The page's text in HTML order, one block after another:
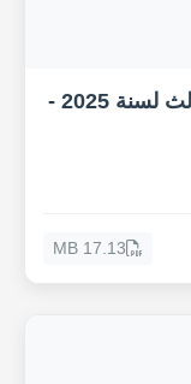
مجلة الألكسو الإعلامية - الثلاثي الثالث لسنة 2025 -
17.13 MB